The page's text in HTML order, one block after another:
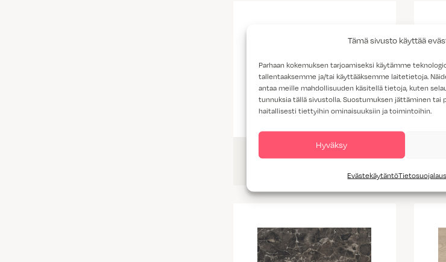
Tämä sivusto käyttää
Parhaan kokemuksen tarjoamiseksi käytämme
tallentaaksemme ja/tai käyttääksemme laitetietoja.
antaa meille mahdollisuuden käsitellä tietoja, kuten
tunnuksia tällä sivustolla. Suostumuksen jättäminen tai
haitallisesti tiettyihin ominaisuuksiin ja toimintoihin.
Hyväksy
Evästekäytäntö
K703 Portobello